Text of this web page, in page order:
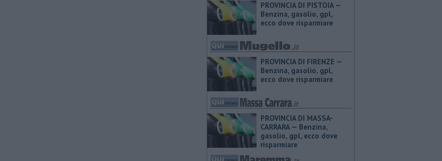
PROVINCIA DI PISTOIA — ​
Benzina, gasolio, gpl,
ecco dove risparmiare
PROVINCIA DI FIRENZE — ​
Benzina, gasolio, gpl,
ecco dove risparmiare
PROVINCIA DI MASSA-
CARRARA — ​Benzina,
gasolio, gpl, ecco dove
risparmiare